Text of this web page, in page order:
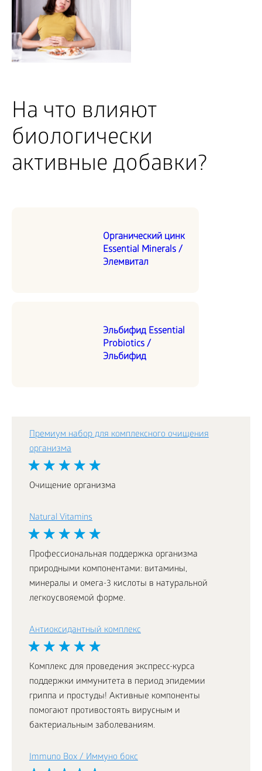
На что влияют
биологически
активные добавки?
Органический цинк
Essential Minerals /
Элемвитал
Эльбифид Essential
Probiotics /
Эльбифид
Премиум набор для комплексного очищения
организма
Очищение организма
Natural Vitamins
Профессиональная поддержка организма
природными компонентами: витамины,
минералы и омега-3 кислоты в натуральной
легкоусвояемой форме.
Антиоксидантный комплекс
Комплекс для проведения экспресс-курса
поддержки иммунитета в период эпидемии
гриппа и простуды! Активные компоненты
помогают противостоять вирусным и
бактериальным заболеваниям.
Immuno Box / Иммуно бокс